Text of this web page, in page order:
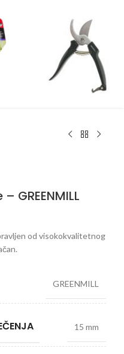
GREENMILL
od visokokvalitetnog
GREENMILL
15 mm